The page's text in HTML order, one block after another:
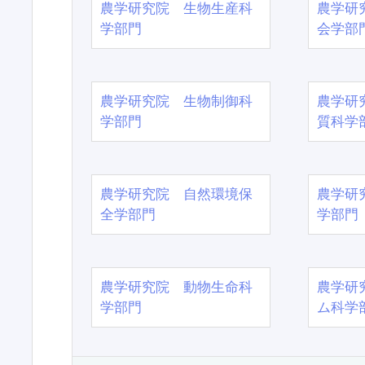
農学研究院 生物生産科
学部門
農学
会学部
農学研究院 生物制御科
学部門
農学
質科学
農学研究院 自然環境保
全学部門
農学
学部門
農学研究院 動物生命科
学部門
農学
ム科学